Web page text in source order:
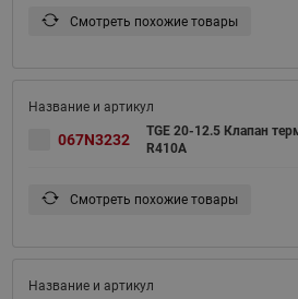
Смотреть похожие товары
067N3232
TGE 20-12.5 Клапан
R410A
Смотреть похожие товары